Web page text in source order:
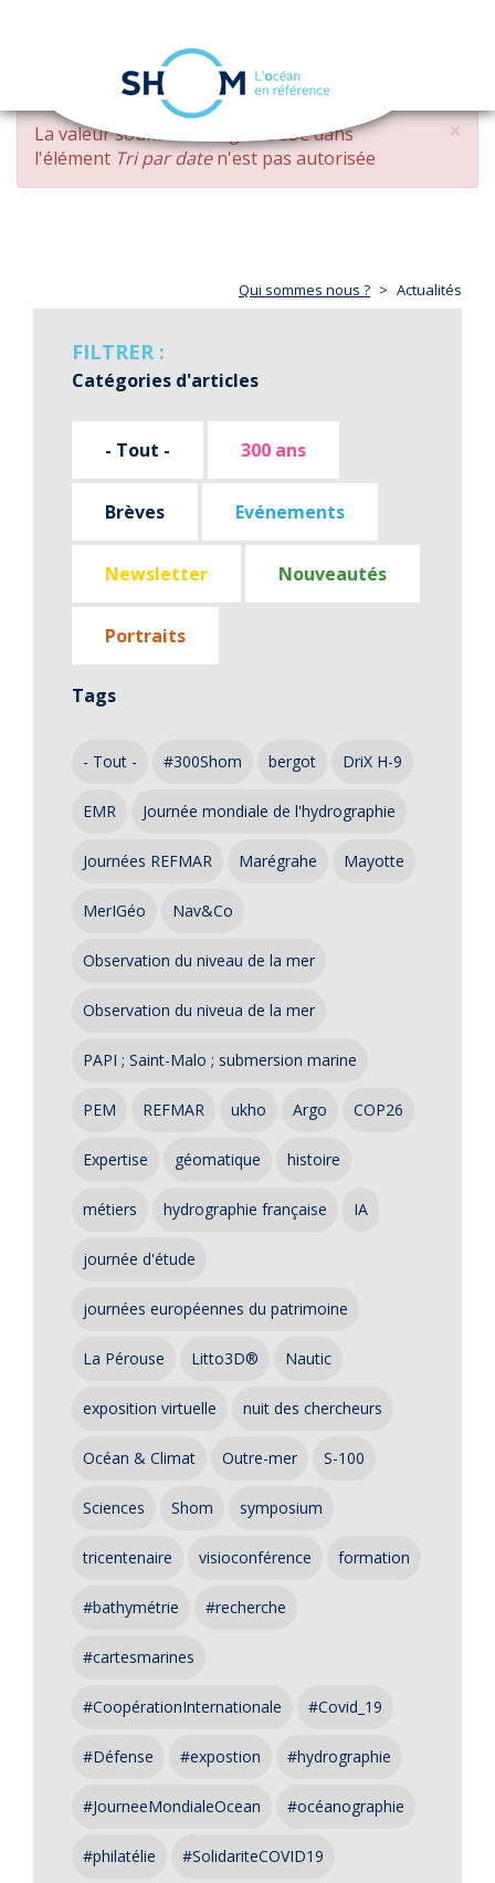
Aller
contenu
principal
navigation
×
MESSAGE
D'ERREUR
La valeur soumise changed DESCdans
l'élément Tri par daten'est pas autorisée
Qui sommes nous ? Actualités
FILTRER :
Catégories d'articles
- Tout - 300 ans
Brèves Evénements
Newsletter Nouveautés
Portraits
Tags
- Tout - #300Shom bergot DriX H-9
EMR Journée mondiale de l'hydrographie
Journées REFMAR Marégrahe Mayotte
MerIGéo Nav&Co
Observation du niveau de la mer
Observation du niveua de la mer
PAPI ; Saint-Malo ; submersion marine
PEM REFMAR ukho Argo COP26
Expertise géomatique histoire
métiers hydrographie française IA
journée d'étude
journées européennes du patrimoine
La Pérouse Litto3D® Nautic
exposition virtuelle nuit des chercheurs
Océan & Climat Outre-mer S-100
Sciences Shom symposium
tricentenaire visioconférence formation
#bathymétrie #recherche
#cartesmarines
#CoopérationInternationale #Covid_19
#Défense #expostion #hydrographie
#JourneeMondialeOcean #océanographie
#philatélie #SolidariteCOVID19